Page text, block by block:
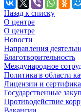
Назад к списку
О центре
О центре
Новости
Направления
Благотворительность
Международное
Политика в области
Лицензии и
Государственные
Противодействие
Вакансии